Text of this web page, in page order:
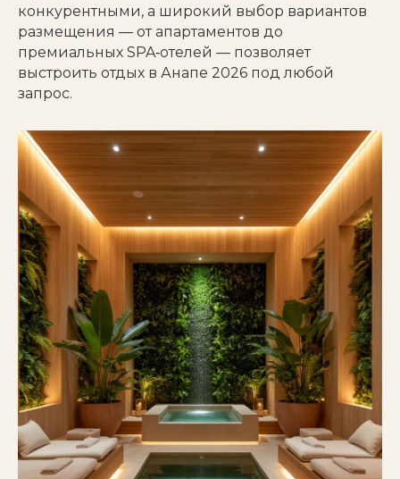
конкурентными, а широкий выбор вариантов
размещения — от апартаментов до
премиальных SPA‑отелей — позволяет
выстроить отдых в Анапе 2026 под любой
запрос.